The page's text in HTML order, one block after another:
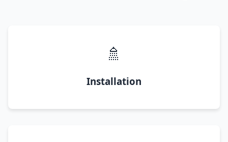
🚿
Installation